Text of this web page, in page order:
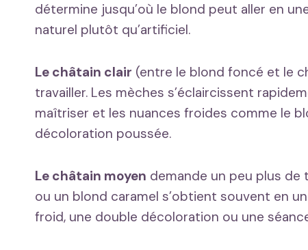
détermine jusqu’où le blond peut aller en
naturel plutôt qu’artificiel.
Le châtain clair (entre le blond foncé et le
travailler. Les mèches s’éclaircissent
maîtriser et les nuances froides comme le
décoloration poussée.
Le châtain moyen demande un peu plus de
ou un blond caramel s’obtient souvent en
froid, une double décoloration ou une